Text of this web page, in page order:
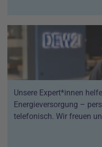
Unsere Expert*innen
Energieversorgung –
telefonisch. Wir freuen